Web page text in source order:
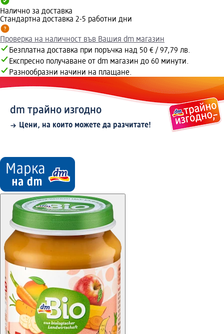
Налично за доставка
Стандартна доставка 2-5 работни дни
Проверка на наличност във Вашия dm магазин
Безплатна доставка при поръчка над 50 € / 97,79 лв.
Експресно получаване от dm магазин до 60 минути.
Разнообразни начини на плащане.
dm трайно изгодно
Цени, на които можете да разчитате!